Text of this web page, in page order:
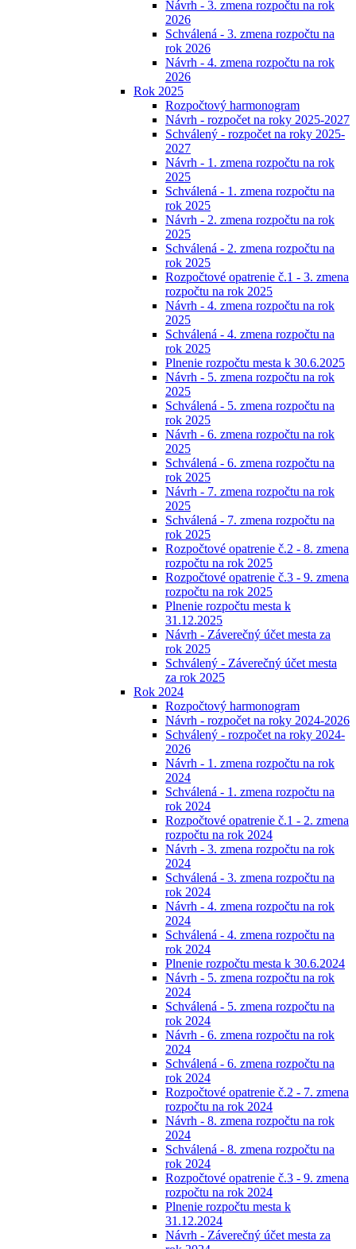
Návrh - 3. zmena rozpočtu na rok
2026
Schválená - 3. zmena rozpočtu na
rok 2026
Návrh - 4. zmena rozpočtu na rok
2026
Rok 2025
Rozpočtový harmonogram
Návrh - rozpočet na roky 2025-2027
Schválený - rozpočet na roky 2025-
2027
Návrh - 1. zmena rozpočtu na rok
2025
Schválená - 1. zmena rozpočtu na
rok 2025
Návrh - 2. zmena rozpočtu na rok
2025
Schválená - 2. zmena rozpočtu na
rok 2025
Rozpočtové opatrenie č.1 - 3. zmena
rozpočtu na rok 2025
Návrh - 4. zmena rozpočtu na rok
2025
Schválená - 4. zmena rozpočtu na
rok 2025
Plnenie rozpočtu mesta k 30.6.2025
Návrh - 5. zmena rozpočtu na rok
2025
Schválená - 5. zmena rozpočtu na
rok 2025
Návrh - 6. zmena rozpočtu na rok
2025
Schválená - 6. zmena rozpočtu na
rok 2025
Návrh - 7. zmena rozpočtu na rok
2025
Schválená - 7. zmena rozpočtu na
rok 2025
Rozpočtové opatrenie č.2 - 8. zmena
rozpočtu na rok 2025
Rozpočtové opatrenie č.3 - 9. zmena
rozpočtu na rok 2025
Plnenie rozpočtu mesta k
31.12.2025
Návrh - Záverečný účet mesta za
rok 2025
Schválený - Záverečný účet mesta
za rok 2025
Rok 2024
Rozpočtový harmonogram
Návrh - rozpočet na roky 2024-2026
Schválený - rozpočet na roky 2024-
2026
Návrh - 1. zmena rozpočtu na rok
2024
Schválená - 1. zmena rozpočtu na
rok 2024
Rozpočtové opatrenie č.1 - 2. zmena
rozpočtu na rok 2024
Návrh - 3. zmena rozpočtu na rok
2024
Schválená - 3. zmena rozpočtu na
rok 2024
Návrh - 4. zmena rozpočtu na rok
2024
Schválená - 4. zmena rozpočtu na
rok 2024
Plnenie rozpočtu mesta k 30.6.2024
Návrh - 5. zmena rozpočtu na rok
2024
Schválená - 5. zmena rozpočtu na
rok 2024
Návrh - 6. zmena rozpočtu na rok
2024
Schválená - 6. zmena rozpočtu na
rok 2024
Rozpočtové opatrenie č.2 - 7. zmena
rozpočtu na rok 2024
Návrh - 8. zmena rozpočtu na rok
2024
Schválená - 8. zmena rozpočtu na
rok 2024
Rozpočtové opatrenie č.3 - 9. zmena
rozpočtu na rok 2024
Plnenie rozpočtu mesta k
31.12.2024
Návrh - Záverečný účet mesta za